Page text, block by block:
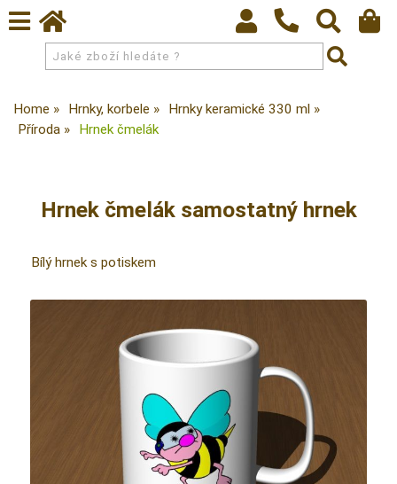
Home Hrnky, korbele
Hrnky keramické 330 ml
Příroda
Hrnek čmelák
Hrnek čmelák samostatný hrnek
Bílý hrnek s potiskem